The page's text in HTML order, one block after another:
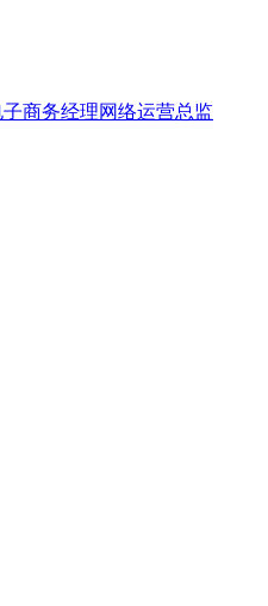
子商务经理网络运营总监